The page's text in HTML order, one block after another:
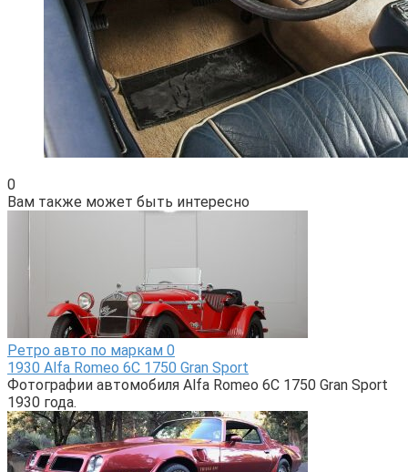
0
Вам также может быть интересно
Ретро авто по маркам 0
1930 Alfa Romeo 6C 1750 Gran Sport
Фотографии автомобиля Alfa Romeo 6C 1750 Gran Sport
1930 года.